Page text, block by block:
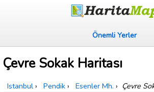
Önemli Yerler
Çevre Sokak Haritası
Istanbul › Pendik › Esenler Mh. › Çevre